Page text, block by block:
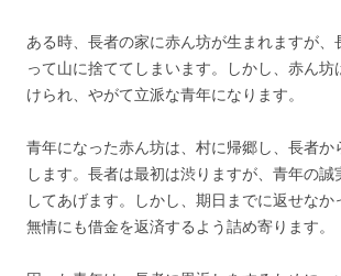
ある時、長者の家に赤ん坊が生まれますが、
って山に捨ててしまいます。しかし、赤ん坊
けられ、やがて立派な青年になります。
青年になった赤ん坊は、村に帰郷し、長者か
します。長者は最初は渋りますが、青年の
してあげます。しかし、期日までに返せなか
無情にも借金を返済するよう詰め寄ります。